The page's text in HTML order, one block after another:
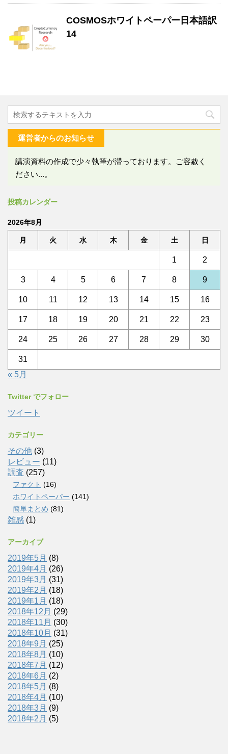
COSMOSホワイトペーパー日本語訳
14
運営者からのお知らせ
講演資料の作成で少々執筆が滞っております。ご容赦く
ださい...。
投稿カレンダー
2026年8月
月 火 水 木 金 土 日
1 2
3 4 5 6 7 8 9
10 11 12 13 14 15 16
17 18 19 20 21 22 23
24 25 26 27 28 29 30
31
« 5月
Twitter でフォロー
ツイート
カテゴリー
その他 (3)
レビュー (11)
調査 (257)
ファクト (16)
ホワイトペーパー (141)
簡単まとめ (81)
雑感 (1)
アーカイブ
2019年5月 (8)
2019年4月 (26)
2019年3月 (31)
2019年2月 (18)
2019年1月 (18)
2018年12月 (29)
2018年11月 (30)
2018年10月 (31)
2018年9月 (25)
2018年8月 (10)
2018年7月 (12)
2018年6月 (2)
2018年5月 (8)
2018年4月 (10)
2018年3月 (9)
2018年2月 (5)